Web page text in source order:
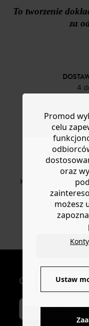
Do you
To tworzenie
za
4
Karta płatnicza,
Otrzymuj
Promod
celu
oraz
możesz
Ustaw